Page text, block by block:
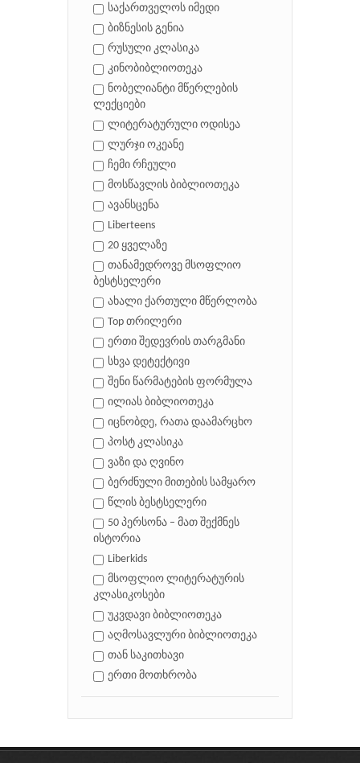
საქართველოს იმედი
ბიზნესის გენია
რუსული კლასიკა
კინობიბლიოთეკა
ნობელიანტი მწერლების
ლექციები
ლიტერატურული ოდისეა
ლურჯი ოკეანე
ჩემი რჩეული
მოსწავლის ბიბლიოთეკა
ავანსცენა
Liberteens
20 ყველაზე
თანამედროვე მსოფლიო
ბესტსელერი
ახალი ქართული მწერლობა
Top თრილერი
ერთი შედევრის თარგმანი
სხვა დეტექტივი
შენი წარმატების ფორმულა
ილიას ბიბლიოთეკა
იცნობდე, რათა დაამარცხო
პოსტ კლასიკა
ვაზი და ღვინო
ბერძნული მითების სამყარო
წლის ბესტსელერი
50 პერსონა – მათ შექმნეს
ისტორია
Liberkids
მსოფლიო ლიტერატურის
კლასიკოსები
უკვდავი ბიბლიოთეკა
აღმოსავლური ბიბლიოთეკა
თან საკითხავი
ერთი მოთხრობა